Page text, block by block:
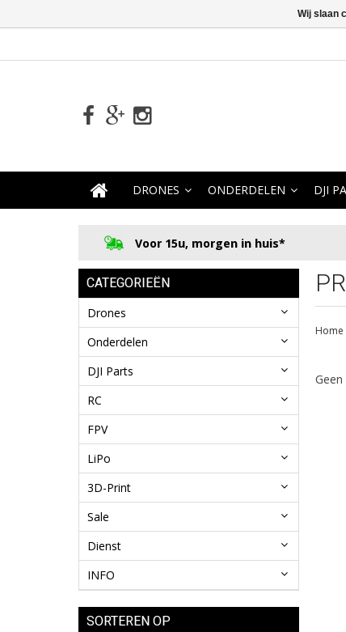
DRONES ONDERDELEN DJI
Voor 15u, morgen in huis*
CATEGORIEËN
Drones
Onderdelen
DJI Parts
RC
FPV
LiPo
3D-Print
Sale
Dienst
INFO
SORTEREN OP
Home
Wij slaan